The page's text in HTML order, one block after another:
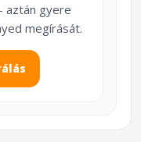
aztán gyere
megírását.